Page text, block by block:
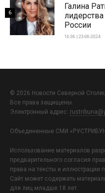
Галина
России
16:36 | 23-06-2024
6
© 2026 Новости Северной
Все права защищены.
Электронный адрес:
Объединенные СМИ
Использование материалов
предварительного согласия
права на тексты и иллюстрации
Сайт может содержать
для лиц младше 18 лет.